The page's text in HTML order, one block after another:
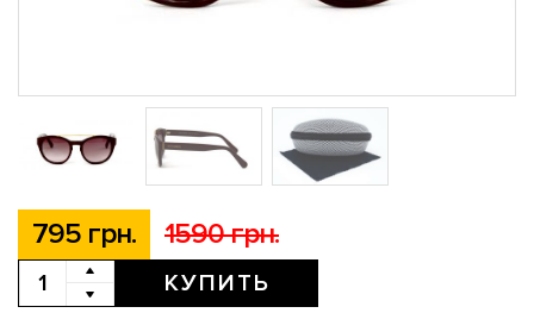
795 грн. 1590 грн.
КУПИТЬ